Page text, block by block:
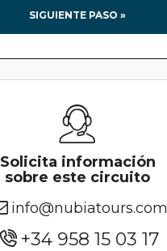
SIGUIENTE PASO »
Solicita información
sobre este circuito
info@nubiatours.com
+34 958 15 03 17